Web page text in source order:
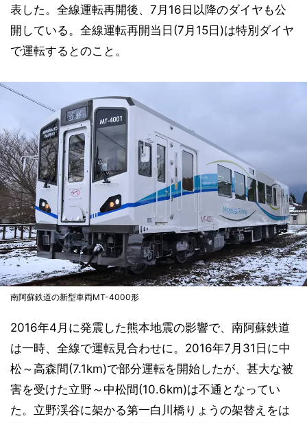
表した。全線運転再開後、7月16日以降のダイヤも公
開している。全線運転再開当日(7月15日)は特別ダイヤ
で運転するとのこと。
南阿蘇鉄道の新型車両MT-4000形
2016年4月に発震した熊本地震の影響で、南阿蘇鉄道
は一時、全線で運転見合わせに。2016年7月31日に中
松～高森間(7.1km)で部分運転を開始したが、甚大な被
害を受けた立野～中松間(10.6km)は不通となってい
た。立野渓谷に架かる第一白川橋りょうの架替えをは